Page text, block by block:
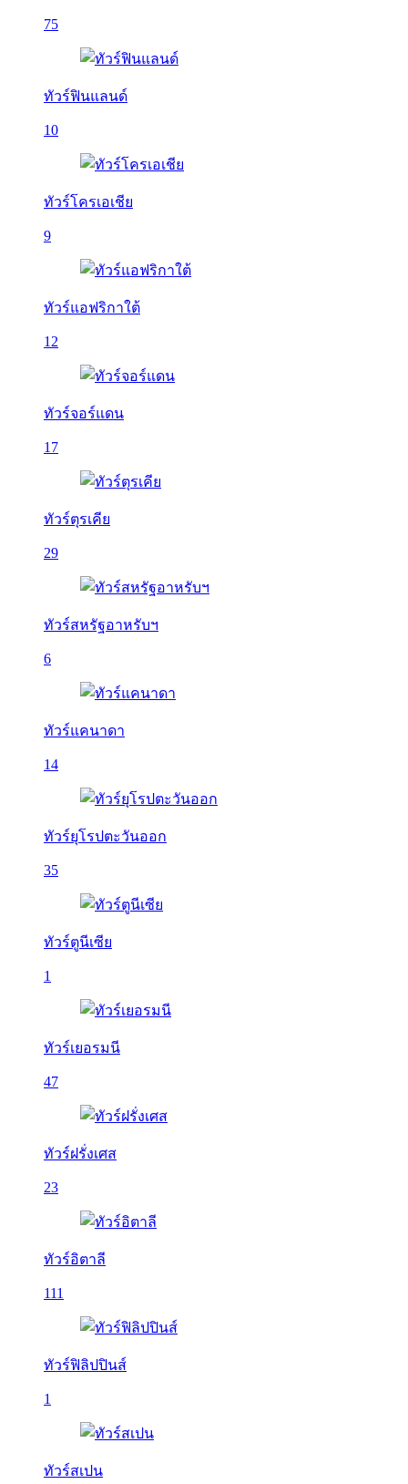
75
ทัวร์ฟินแลนด์
10
ทัวร์โครเอเชีย
9
ทัวร์แอฟริกาใต้
12
ทัวร์จอร์แดน
17
ทัวร์ตุรเคีย
29
ทัวร์สหรัฐอาหรับฯ
6
ทัวร์แคนาดา
14
ทัวร์ยุโรปตะวันออก
35
ทัวร์ตูนีเซีย
1
ทัวร์เยอรมนี
47
ทัวร์ฝรั่งเศส
23
ทัวร์อิตาลี
111
ทัวร์ฟิลิปปินส์
1
ทัวร์สเปน